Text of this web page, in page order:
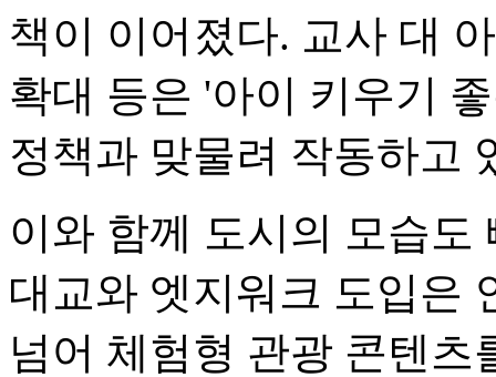
책이 이어졌다. 교사 대
확대 등은 '아이 키우기
정책과 맞물려 작동하고
이와 함께 도시의 모습도
대교와 엣지워크 도입은
넘어 체험형 관광 콘텐